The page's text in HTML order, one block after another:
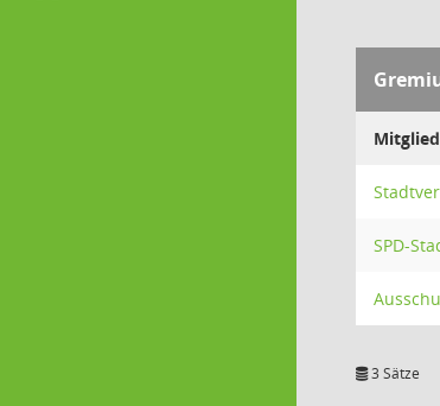
SPD-
3 Sätze